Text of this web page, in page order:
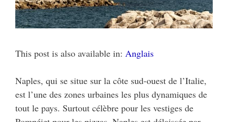
This post is also available in: Anglais
Naples, qui se situe sur la côte sud-ouest de l’Italie,
est l’une des zones urbaines les plus dynamiques de
tout le pays. Surtout célèbre pour les vestiges de